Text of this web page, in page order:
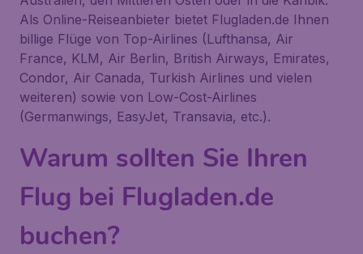
Als Online-Reiseanbieter bietet Flugladen.de Ihnen
billige Flüge von Top-Airlines (Lufthansa, Air
France, KLM, Air Berlin, British Airways, Emirates,
Condor, Air Canada, Turkish Airlines und vielen
weiteren) sowie von Low-Cost-Airlines
(Germanwings, EasyJet, Transavia, etc.).
Warum sollten Sie Ihren
Flug bei Flugladen.de
buchen?